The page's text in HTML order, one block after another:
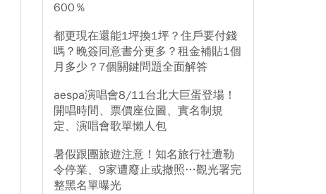
600％
都更現在還能1坪換1坪？住戶要付錢
嗎？晚簽同意書分更多？租金補貼1個
月多少？7個關鍵問題全面解答
aespa演唱會8/11台北大巨蛋登場！
開唱時間、票價座位圖、實名制規
定、演唱會歌單懶人包
暑假跟團旅遊注意！知名旅行社遭勒
令停業、9家遭廢止或撤照…觀光署完
整黑名單曝光